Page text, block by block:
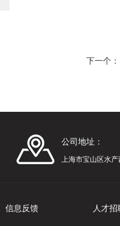
下一个：
公司地址：
上海市宝山区水产
信息反馈 人才招